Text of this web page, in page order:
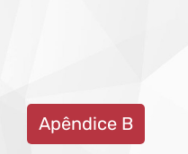
Apêndice B